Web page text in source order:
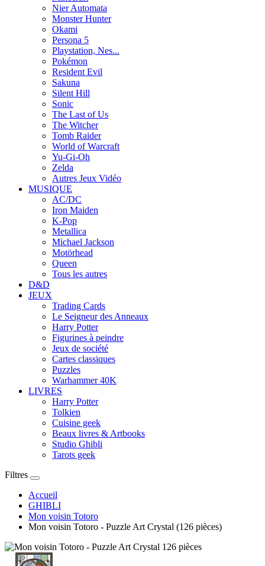
Nier Automata
Monster Hunter
Okami
Persona 5
Playstation, Nes...
Pokémon
Resident Evil
Sakuna
Silent Hill
Sonic
The Last of Us
The Witcher
Tomb Raider
World of Warcraft
Yu-Gi-Oh
Zelda
Autres Jeux Vidéo
MUSIQUE
AC/DC
Iron Maiden
K-Pop
Metallica
Michael Jackson
Motörhead
Queen
Tous les autres
D&D
JEUX
Trading Cards
Le Seigneur des Anneaux
Harry Potter
Figurines à peindre
Jeux de société
Cartes classiques
Puzzles
Warhammer 40K
LIVRES
Harry Potter
Tolkien
Cuisine geek
Beaux livres & Artbooks
Studio Ghibli
Tarots geek
Filtres
Accueil
GHIBLI
Mon voisin Totoro
Mon voisin Totoro - Puzzle Art Crystal (126 pièces)